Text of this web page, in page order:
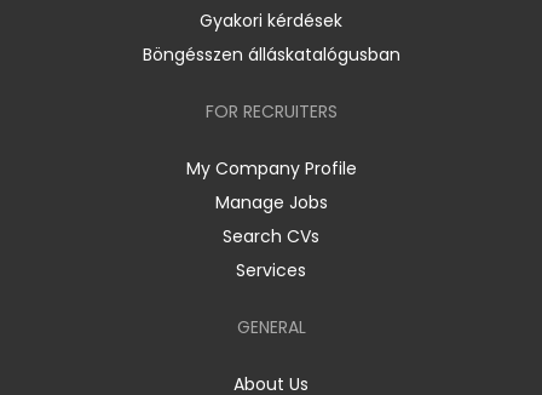
Gyakori kérdések
Böngésszen álláskatalógusban
FOR RECRUITERS
My Company Profile
Manage Jobs
Search CVs
Services
GENERAL
About Us